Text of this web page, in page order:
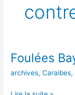
Foulées
archives,Caraibes,
Foulées
contre
la